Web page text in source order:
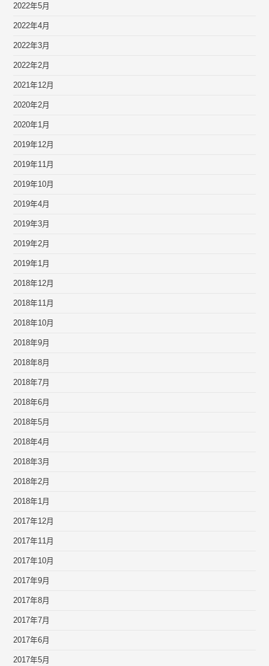
2022年5月
2022年4月
2022年3月
2022年2月
2021年12月
2020年2月
2020年1月
2019年12月
2019年11月
2019年10月
2019年4月
2019年3月
2019年2月
2019年1月
2018年12月
2018年11月
2018年10月
2018年9月
2018年8月
2018年7月
2018年6月
2018年5月
2018年4月
2018年3月
2018年2月
2018年1月
2017年12月
2017年11月
2017年10月
2017年9月
2017年8月
2017年7月
2017年6月
2017年5月